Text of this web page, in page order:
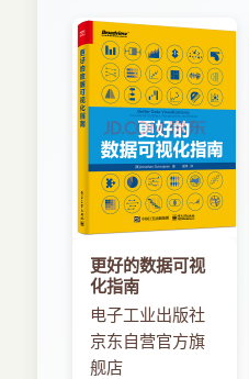
更好的数据可视
化指南
电子工业出版社
京东自营官方旗
舰店